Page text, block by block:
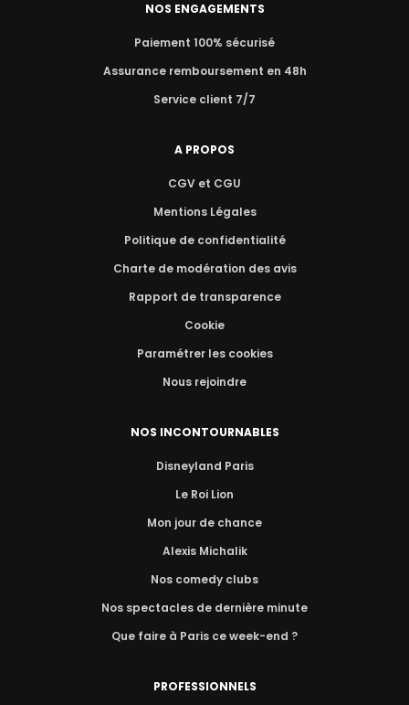
NOS ENGAGEMENTS
Paiement 100% sécurisé
Assurance remboursement en 48h
Service client 7/7
A PROPOS
CGV et CGU
Mentions Légales
Politique de confidentialité
Charte de modération des avis
Rapport de transparence
Cookie
Paramétrer les cookies
Nous rejoindre
NOS INCONTOURNABLES
Disneyland Paris
Le Roi Lion
Mon jour de chance
Alexis Michalik
Nos comedy clubs
Nos spectacles de dernière minute
Que faire à Paris ce week-end ?
PROFESSIONNELS